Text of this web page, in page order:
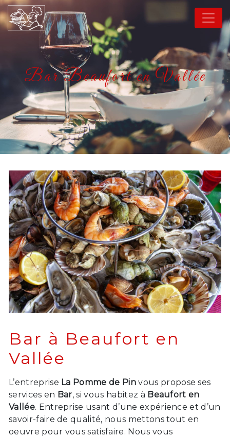
Panneau de gestion des cookies
Bar Beaufort en Vallée
Bar à Beaufort en
Vallée
L’entreprise La Pomme de Pinvous propose ses
services en Bar, si vous habitez à Beaufort en
Vallée. Entreprise usant d’une expérience et d’un
savoir-faire de qualité, nous mettons tout en
oeuvre pour vous satisfaire. Nous vous